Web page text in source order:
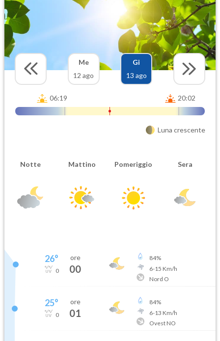
Me
12 ago
Gi
13 ago
06:19 20:02
Luna crescente
Notte Mattino Pomeriggio Sera
26°
0
ore
00
84%
6-15 Km/h
Nord O
25°
0
ore
01
84%
6-13 Km/h
Ovest NO